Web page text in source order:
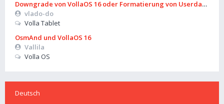
Downgrade von VollaOS 16 oder Formatierung von Userdata
vlado-do
Volla Tablet
OsmAnd und VollaOS 16
Vallila
Volla OS
Deutsch